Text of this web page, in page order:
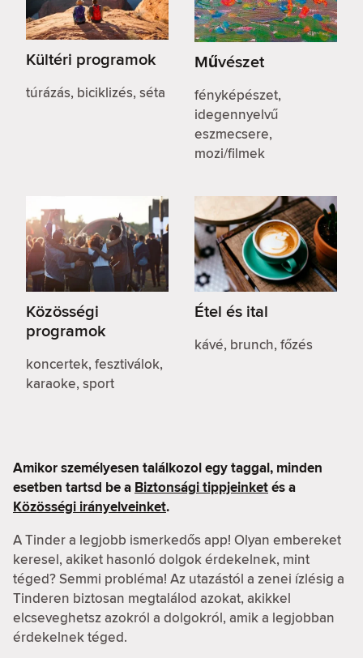
Kültéri programok
túrázás, biciklizés, séta
Művészet
fényképészet,
idegennyelvű
eszmecsere,
mozi/filmek
Közösségi
programok
koncertek, fesztiválok,
karaoke, sport
Étel és ital
kávé, brunch, főzés
Amikor személyesen találkozol egy taggal, minden
esetben tartsd be a Biztonsági tippjeinketés a
Közösségi irányelveinket.
A Tinder a legjobb ismerkedős app! Olyan embereket
keresel, akiket hasonló dolgok érdekelnek, mint
téged? Semmi probléma! Az utazástól a zenei ízlésig a
Tinderen biztosan megtalálod azokat, akikkel
elcseveghetsz azokról a dolgokról, amik a legjobban
érdekelnek téged.